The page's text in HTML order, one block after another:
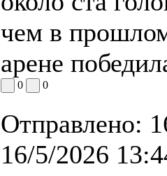
чем в
арене
0 0
Отправлено:
16/5/2026